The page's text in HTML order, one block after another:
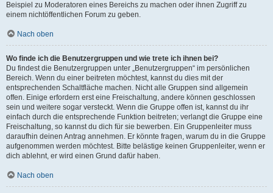
Beispiel zu Moderatoren eines Bereichs zu machen oder ihnen Zugriff zu
einem nichtöffentlichen Forum zu geben.
Nach oben
Wo finde ich die Benutzergruppen und wie trete ich ihnen bei?
Du findest die Benutzergruppen unter „Benutzergruppen“ im persönlichen
Bereich. Wenn du einer beitreten möchtest, kannst du dies mit der
entsprechenden Schaltfläche machen. Nicht alle Gruppen sind allgemein
offen. Einige erfordern erst eine Freischaltung, andere können geschlossen
sein und weitere sogar versteckt. Wenn die Gruppe offen ist, kannst du ihr
einfach durch die entsprechende Funktion beitreten; verlangt die Gruppe eine
Freischaltung, so kannst du dich für sie bewerben. Ein Gruppenleiter muss
daraufhin deinen Antrag annehmen. Er könnte fragen, warum du in die Gruppe
aufgenommen werden möchtest. Bitte belästige keinen Gruppenleiter, wenn er
dich ablehnt, er wird einen Grund dafür haben.
Nach oben